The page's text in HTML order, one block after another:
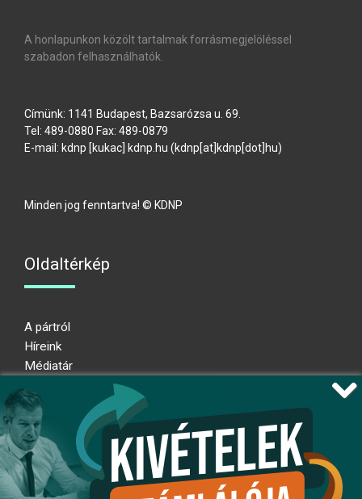
A honlapunkon közölt tartalmak forrásmegjelöléssel
szabadon felhasználhatók.
Címünk: 1141 Budapest, Bazsarózsa u. 69.
Tel: 489-0880 Fax: 489-0879
E-mail: kdnp [kukac] kdnp.hu (kdnp[at]kdnp[dot]hu)
Minden jog fenntartva! © KDNP
Oldaltérkép
A pártról
Híreink
Médiatár
Adatkezelési nyilatkozat
Átláthatósági nyilatkozat
Ugrás az oldal tetejére
Kövessen minket!